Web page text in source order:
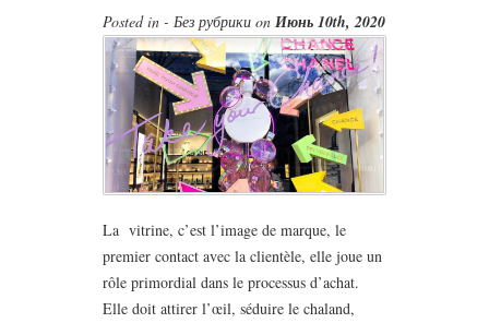
Posted in - Без рубрики on Июнь 10th, 2020
La vitrine, c’est l’image de marque, le
premier contact avec la clientèle, elle joue un
rôle primordial dans le processus d’achat.
Elle doit attirer l’œil, séduire le chaland,